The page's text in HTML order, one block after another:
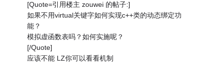
[Quote=引用楼主 zouwei 的帖子:]
如果不用virtual关键字如何实现c++类的动态绑定功
能？
模拟虚函数表吗？如何实施呢？
[/Quote]
应该不能 LZ你可以看看机制